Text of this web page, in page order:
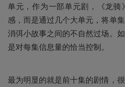
单元，作为一部单元剧，《龙骑
感，而是通过几个大单元，将单
消弭小故事之间的不自然过场。
是对每集信息量的恰当控制。
最为明显的就是前十集的剧情，